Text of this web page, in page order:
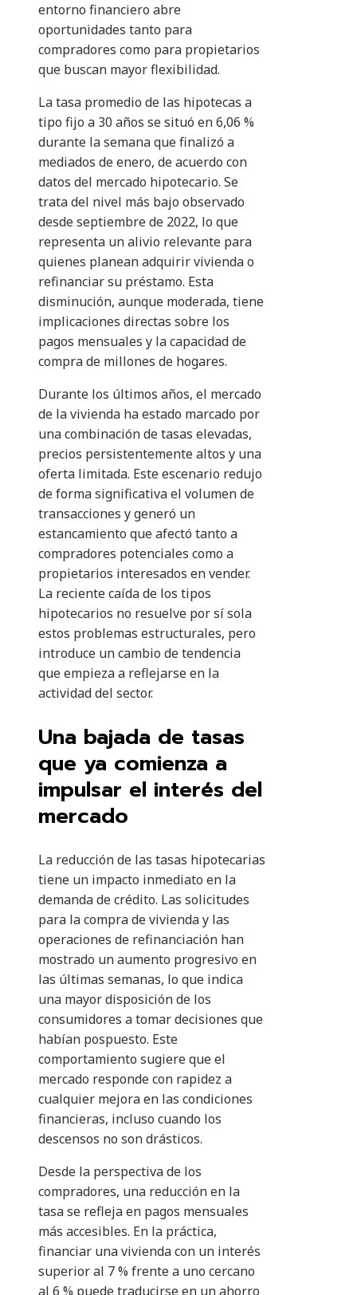
entorno financiero abre
oportunidades tanto para
compradores como para propietarios
que buscan mayor flexibilidad.
La tasa promedio de las hipotecas a
tipo fijo a 30 años se situó en 6,06 %
durante la semana que finalizó a
mediados de enero, de acuerdo con
datos del mercado hipotecario. Se
trata del nivel más bajo observado
desde septiembre de 2022, lo que
representa un alivio relevante para
quienes planean adquirir vivienda o
refinanciar su préstamo. Esta
disminución, aunque moderada, tiene
implicaciones directas sobre los
pagos mensuales y la capacidad de
compra de millones de hogares.
Durante los últimos años, el mercado
de la vivienda ha estado marcado por
una combinación de tasas elevadas,
precios persistentemente altos y una
oferta limitada. Este escenario redujo
de forma significativa el volumen de
transacciones y generó un
estancamiento que afectó tanto a
compradores potenciales como a
propietarios interesados en vender.
La reciente caída de los tipos
hipotecarios no resuelve por sí sola
estos problemas estructurales, pero
introduce un cambio de tendencia
que empieza a reflejarse en la
actividad del sector.
Una bajada de tasas
que ya comienza a
impulsar el interés del
mercado
La reducción de las tasas hipotecarias
tiene un impacto inmediato en la
demanda de crédito. Las solicitudes
para la compra de vivienda y las
operaciones de refinanciación han
mostrado un aumento progresivo en
las últimas semanas, lo que indica
una mayor disposición de los
consumidores a tomar decisiones que
habían pospuesto. Este
comportamiento sugiere que el
mercado responde con rapidez a
cualquier mejora en las condiciones
financieras, incluso cuando los
descensos no son drásticos.
Desde la perspectiva de los
compradores, una reducción en la
tasa se refleja en pagos mensuales
más accesibles. En la práctica,
financiar una vivienda con un interés
superior al 7 % frente a uno cercano
al 6 % puede traducirse en un ahorro